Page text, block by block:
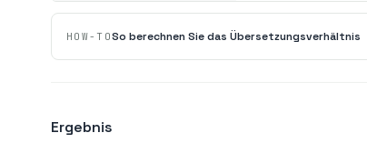
HOW-TOSo berechnen Sie das Übersetzungsverhältnis
Ergebnis